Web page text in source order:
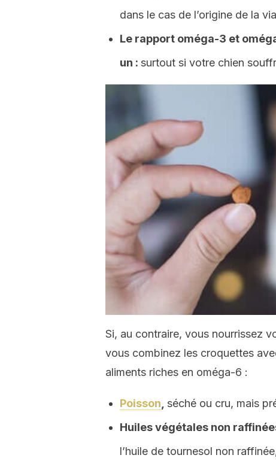
dans le cas de l’origine de la
Le rapport oméga-3 et
un : surtout si votre chien
Si, au contraire, vous nourrissez
vous combinez les croquettes
aliments riches en oméga-6 :
Poisson séché ou cru, mais
Huiles végétales non
l’huile de tournesol non